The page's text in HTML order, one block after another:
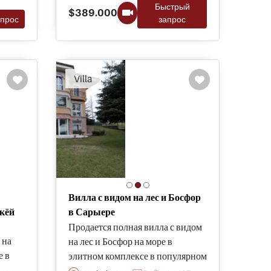
в
анатолийской стороне Стамбула
в жилом районе и всего в
нескольких минутах от
транспорта для тех, кто хочет
работать в центре города.
$389.000
Быстрый
запрос
в
Villa
Вилла с видом на лес и Босфор
в Сарыере
Продается полная вилла с видом
на лес и Босфор на море в
элитном комплексе в популярном